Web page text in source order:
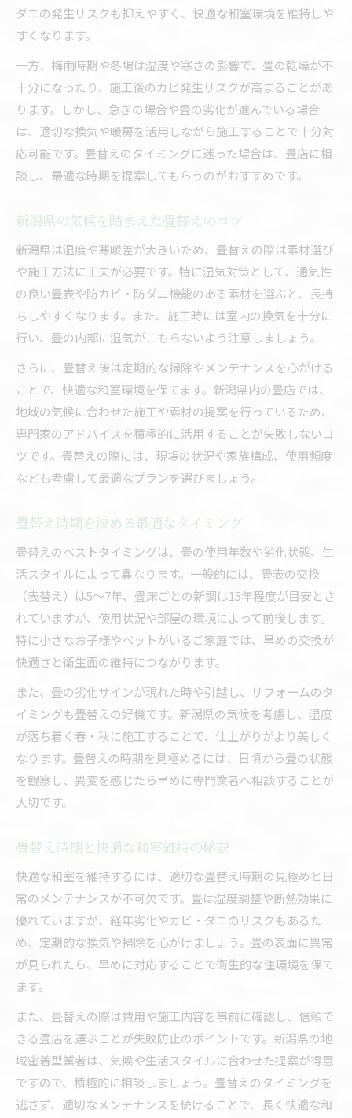
畳替え時期に合わせた見積もり比較術
畳替え時期を決める際の業者選び注意点
畳替え時期とDIY挑戦のリスクと注意点
畳替えの時期を業者に相談するメリット
畳を長持ちさせる新潟県ならではの工夫
畳替え時期を守ることで得られる長寿命効果
新潟県の気候に適した畳替えメンテナンス法
畳替えでダニやカビを防ぐ実践方法
ダニの発生リスクも抑えやすく、快適な和室環境を維持しや
すくなります。
一方、梅雨時期や冬場は湿度や寒さの影響で、畳の乾燥が不
十分になったり、施工後のカビ発生リスクが高まることがあ
ります。しかし、急ぎの場合や畳の劣化が進んでいる場合
は、適切な換気や暖房を活用しながら施工することで十分対
応可能です。畳替えのタイミングに迷った場合は、畳店に相
談し、最適な時期を提案してもらうのがおすすめです。
新潟県の気候を踏まえた畳替えのコツ
新潟県は湿度や寒暖差が大きいため、畳替えの際は素材選び
や施工方法に工夫が必要です。特に湿気対策として、通気性
の良い畳表や防カビ・防ダニ機能のある素材を選ぶと、長持
ちしやすくなります。また、施工時には室内の換気を十分に
行い、畳の内部に湿気がこもらないよう注意しましょう。
さらに、畳替え後は定期的な掃除やメンテナンスを心がける
ことで、快適な和室環境を保てます。新潟県内の畳店では、
地域の気候に合わせた施工や素材の提案を行っているため、
専門家のアドバイスを積極的に活用することが失敗しないコ
ツです。畳替えの際には、現場の状況や家族構成、使用頻度
なども考慮して最適なプランを選びましょう。
畳替え時期を決める最適なタイミング
畳替えのベストタイミングは、畳の使用年数や劣化状態、生
活スタイルによって異なります。一般的には、畳表の交換
（表替え）は5〜7年、畳床ごとの新調は15年程度が目安とさ
れていますが、使用状況や部屋の環境によって前後します。
特に小さなお子様やペットがいるご家庭では、早めの交換が
快適さと衛生面の維持につながります。
また、畳の劣化サインが現れた時や引越し、リフォームのタ
イミングも畳替えの好機です。新潟県の気候を考慮し、湿度
が落ち着く春・秋に施工することで、仕上がりがより美しく
なります。畳替えの時期を見極めるには、日頃から畳の状態
を観察し、異変を感じたら早めに専門業者へ相談することが
大切です。
畳替え時期と快適な和室維持の秘訣
快適な和室を維持するには、適切な畳替え時期の見極めと日
常のメンテナンスが不可欠です。畳は湿度調整や断熱効果に
優れていますが、経年劣化やカビ・ダニのリスクもあるた
め、定期的な換気や掃除を心がけましょう。畳の表面に異常
が見られたら、早めに対応することで衛生的な住環境を保て
ます。
また、畳替えの際は費用や施工内容を事前に確認し、信頼で
きる畳店を選ぶことが失敗防止のポイントです。新潟県の地
域密着型業者は、気候や生活スタイルに合わせた提案が得意
ですので、積極的に相談しましょう。畳替えのタイミングを
逃さず、適切なメンテナンスを続けることで、長く快適な和